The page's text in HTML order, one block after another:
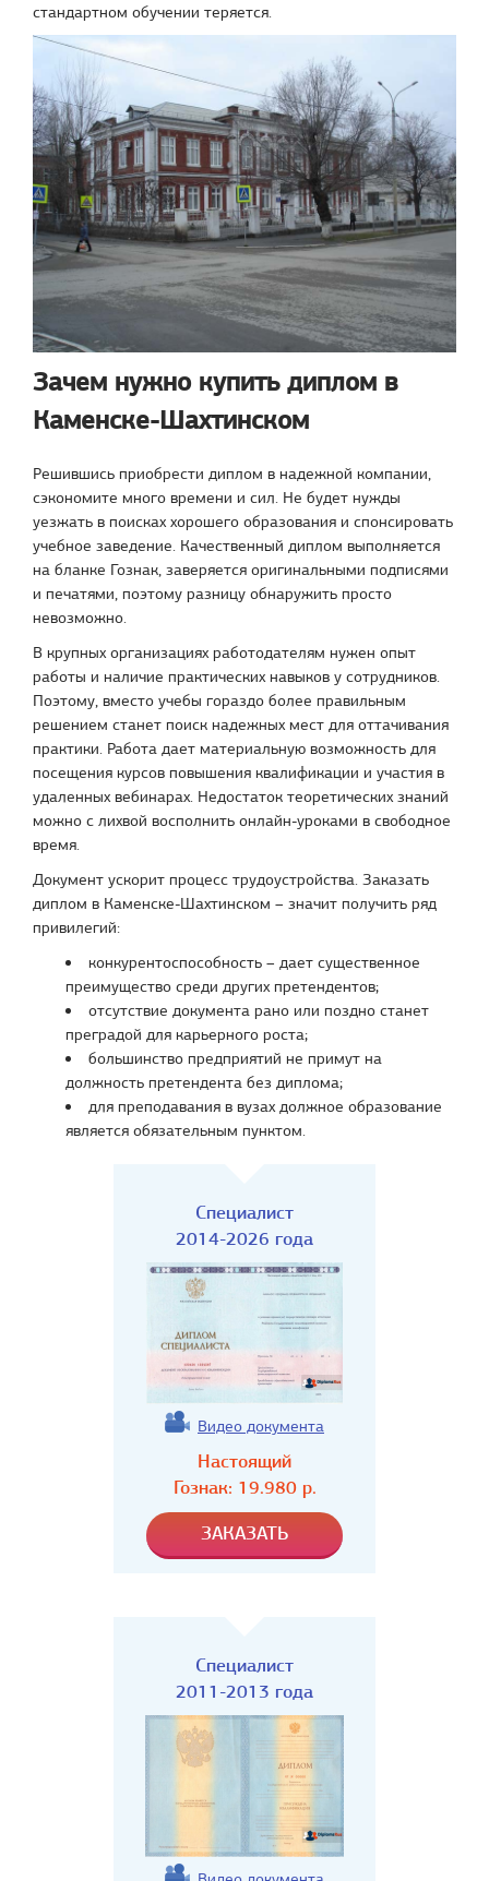
стандартном обучении теряется.
Зачем нужно купить диплом в
Каменске-Шахтинском
Решившись приобрести диплом в надежной компании,
сэкономите много времени и сил. Не будет нужды
уезжать в поисках хорошего образования и спонсировать
учебное заведение. Качественный диплом выполняется
на бланке Гознак, заверяется оригинальными подписями
и печатями, поэтому разницу обнаружить просто
невозможно.
В крупных организациях работодателям нужен опыт
работы и наличие практических навыков у сотрудников.
Поэтому, вместо учебы гораздо более правильным
решением станет поиск надежных мест для оттачивания
практики. Работа дает материальную возможность для
посещения курсов повышения квалификации и участия в
удаленных вебинарах. Недостаток теоретических знаний
можно с лихвой восполнить онлайн-уроками в свободное
время.
Документ ускорит процесс трудоустройства. Заказать
диплом в Каменске-Шахтинском – значит получить ряд
привилегий:
конкурентоспособность – дает существенное
преимущество среди других претендентов;
отсутствие документа рано или поздно станет
преградой для карьерного роста;
большинство предприятий не примут на
должность претендента без диплома;
для преподавания в вузах должное образование
является обязательным пунктом.
Специалист
2014-2026 года
Видео документа
Настоящий
Гознак: 19.980р.
Специалист
2011-2013 года